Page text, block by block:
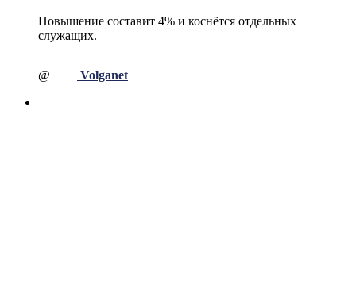
Повышение составит 4% и коснётся отдельных
служащих.
@ Volganet